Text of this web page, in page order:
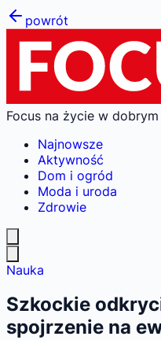
powrót
Focus na życie w
Najnowsze
Aktywność
Dom i ogród
Moda i uroda
Zdrowie
Nauka
Szkockie
spojrzenie na